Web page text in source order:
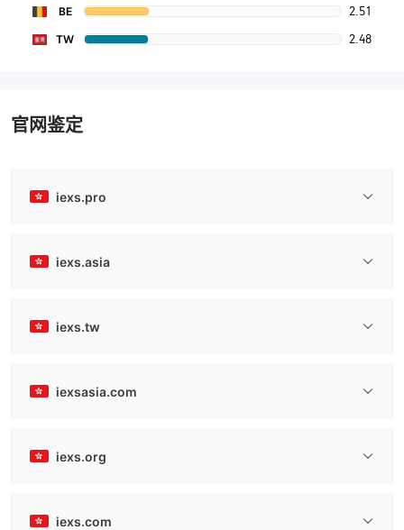
BE 2.51
TW 2.48
官网鉴定
iexs.pro
iexs.asia
iexs.tw
iexsasia.com
iexs.org
iexs.com